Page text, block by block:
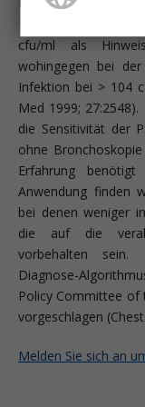
119:337). Bei PSB
cfu/ml als
wohingegen bei
Infektion bei > 104
Med 1999;
die Sensitivität der
ohne
Erfahrung
Anwendung finden
bei denen weniger
die auf die
vorbehalten sein.
Diagnose-
Policy Committee of
vorgeschlagen
Melden Sie sich an